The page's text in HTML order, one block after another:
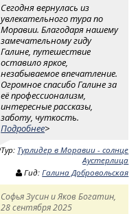
Сегодня вернулась из
увлекательного тура по
Моравии. Благодаря нашему
замечательному гиду
Галине, путешествие
оставило яркое,
незабываемое впечатление.
Огромное спасибо Галине за
её профессионализм,
интересные рассказы,
заботу, чуткость.
Подробнее>
Тур: Турлидер в Моравии - солнце
Аустерлица
Гид:Галина Добровольская
Софья Зусин и Яков Богатин,
28 сентября 2025